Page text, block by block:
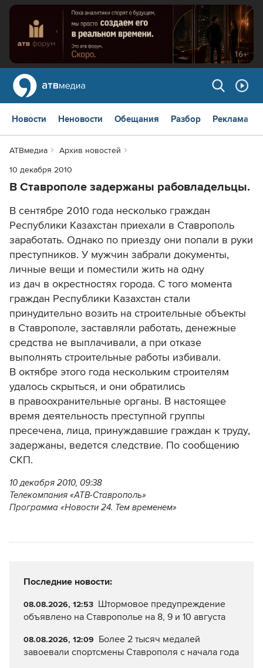
Новости Неновости Обещания Разбор Реклама
АТВмедиа
Архив новостей
10 декабря 2010
В Ставрополе задержаны рабовладельцы.
В сентябре 2010 года несколько граждан
Республики Казахстан приехали в Ставрополь
заработать. Однако по приезду они попали в руки
преступников. У мужчин забрали документы,
личные вещи и поместили жить на одну
из дач в окрестностях города. С того момента
граждан Республики Казахстан стали
принудительно возить на строительные объекты
в Ставрополе, заставляли работать, денежные
средства не выплачивали, а при отказе
выполнять строительные работы избивали.
В октябре этого года нескольким строителям
удалось скрыться, и они обратились
в правоохранительные органы. В настоящее
время деятельность преступной группы
пресечена, лица, принуждавшие граждан к труду,
задержаны, ведется следствие. По сообщению
СКП.
10 декабря 2010, 09:38
Телекомпания «АТВ-Ставрополь»
Программа «Новости 24. Тем временем»
Последние новости:
08.08.2026, 12:53 Штормовое предупреждение
объявлено на Ставрополье на 8, 9 и 10 августа
08.08.2026, 12:09 Более 2 тысяч медалей
завоевали спортсмены Ставрополя с начала года